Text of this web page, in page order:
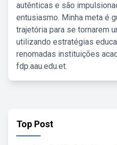
autênticas e são
entusiasmo. Minha meta é
trajetória para se tornarem
utilizando estratégias
renomadas instituições
fdp.aau.edu.et.
Top Post